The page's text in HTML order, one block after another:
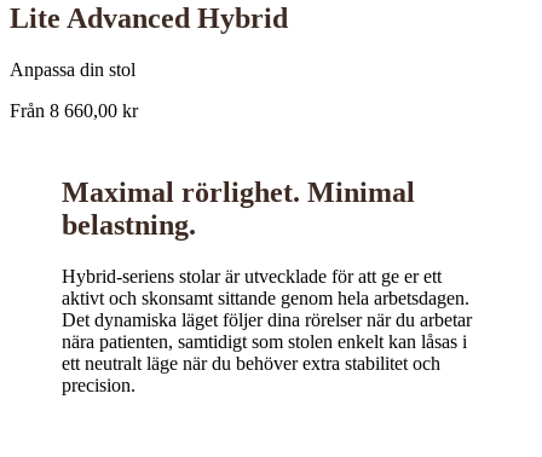
Lite Advanced Hybrid
Anpassa din stol
Från 8 660,00 kr
Maximal rörlighet. Minimal
belastning.
Hybrid-seriens stolar är utvecklade för att ge er ett
aktivt och skonsamt sittande genom hela arbetsdagen.
Det dynamiska läget följer dina rörelser när du arbetar
nära patienten, samtidigt som stolen enkelt kan låsas i
ett neutralt läge när du behöver extra stabilitet och
precision.